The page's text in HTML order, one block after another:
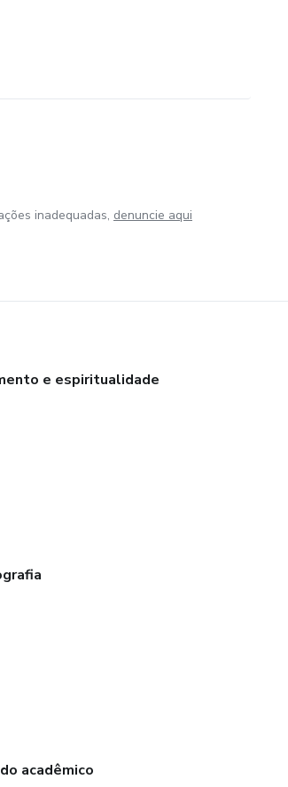
inadequadas, denuncie aqui
e espiritualidade
acadêmico